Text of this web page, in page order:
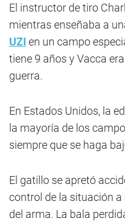
El instructor de tiro
mientras enseñaba a
UZI en un campo
tiene 9 años y Vacca
guerra.
En Estados Unidos, la
la mayoría de los
siempre que se haga
El gatillo se apretó
control de la situación
del arma. La bala